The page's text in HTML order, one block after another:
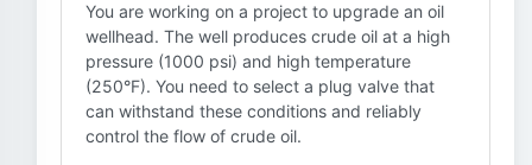
You are working on a project to upgrade an oil
wellhead. The well produces crude oil at a high
pressure (1000 psi) and high temperature
(250°F). You need to select a plug valve that
can withstand these conditions and reliably
control the flow of crude oil.